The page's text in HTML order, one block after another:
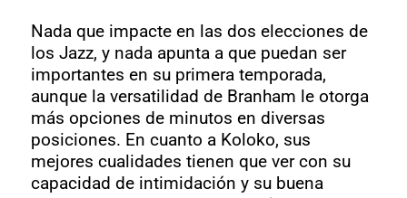
Nada que impacte en las dos elecciones de
los Jazz, y nada apunta a que puedan ser
importantes en su primera temporada,
aunque la versatilidad de Branham le otorga
más opciones de minutos en diversas
posiciones. En cuanto a Koloko, sus
mejores cualidades tienen que ver con su
capacidad de intimidación y su buena